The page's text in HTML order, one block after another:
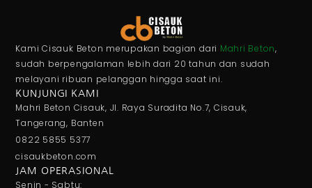
Kami Cisauk Beton merupakan bagian dari Mahri Beton,
sudah berpengalaman lebih dari 20 tahun dan sudah
melayani ribuan pelanggan hingga saat ini.
KUNJUNGI KAMI
Mahri Beton Cisauk, Jl. Raya Suradita No.7, Cisauk,
Tangerang, Banten
0822 5855 5377
cisaukbeton.com
JAM OPERASIONAL
Senin - Sabtu: